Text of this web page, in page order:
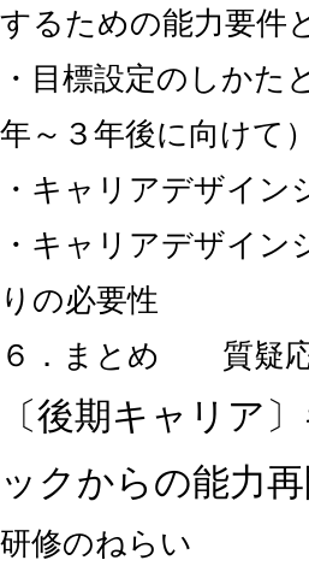
するための能力要件
・目標設定のしかた
年～３年後に向けて）
・キャリアデザイン
・キャリアデザイン
りの必要性
６．まとめ 質疑
〔後期キャリア
ックからの能力
研修のねらい